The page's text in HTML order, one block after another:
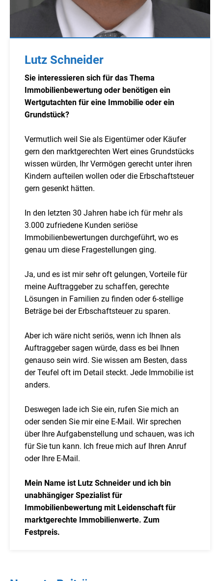
Lutz Schneider
Sie interessieren sich für das Thema
Immobilienbewertung oder benötigen ein
Wertgutachten für eine Immobilie oder ein
Grundstück?
Vermutlich weil Sie als Eigentümer oder Käufer
gern den marktgerechten Wert eines Grundstücks
wissen würden, Ihr Vermögen gerecht unter ihren
Kindern aufteilen wollen oder die Erbschaftsteuer
gern gesenkt hätten.
In den letzten 30 Jahren habe ich für mehr als
3.000 zufriedene Kunden seriöse
Immobilienbewertungen durchgeführt, wo es
genau um diese Fragestellungen ging.
Ja, und es ist mir sehr oft gelungen, Vorteile für
meine Auftraggeber zu schaffen, gerechte
Lösungen in Familien zu finden oder 6-stellige
Beträge bei der Erbschaftsteuer zu sparen.
Aber ich wäre nicht seriös, wenn ich Ihnen als
Auftraggeber sagen würde, dass es bei Ihnen
genauso sein wird. Sie wissen am Besten, dass
der Teufel oft im Detail steckt. Jede Immobilie ist
anders.
Deswegen lade ich Sie ein, rufen Sie mich an
oder senden Sie mir eine E-Mail. Wir sprechen
über Ihre Aufgabenstellung und schauen, was ich
für Sie tun kann. Ich freue mich auf Ihren Anruf
oder Ihre E-Mail.
Mein Name ist Lutz Schneider und ich bin
unabhängiger Spezialist für
Immobilienbewertung mit Leidenschaft für
marktgerechte Immobilienwerte. Zum
Festpreis.